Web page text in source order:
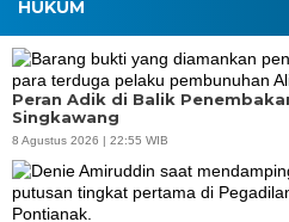
HUKUM
Peran Adik di Balik
Singkawang
8 Agustus 2026 | 22:55 WIB